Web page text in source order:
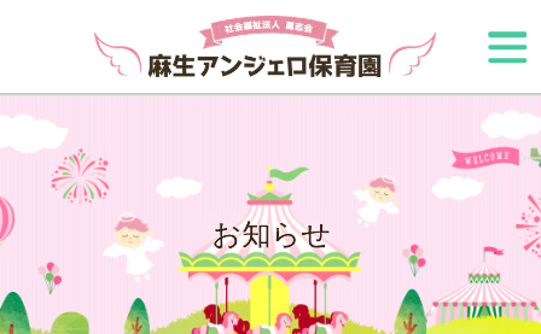
お知らせ